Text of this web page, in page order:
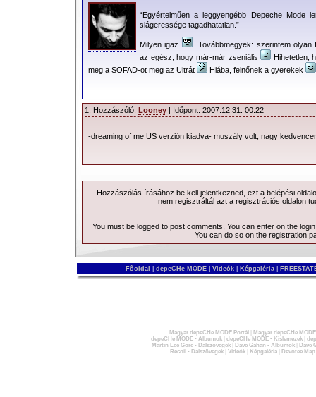
“Egyértelműen a leggyengébb Depeche Mode
slágeressége tagadhatatlan.”
Milyen igaz
Továbbmegyek: szerintem olyan
az egész, hogy már-már zseniális
Hihetetlen,
meg a SOFAD-ot meg az Ultrát
Hiába, felnőnek a gyerekek
1. Hozzászóló: Looney | Időpont: 2007.12.31. 00:22
-dreaming of me US verzión kiadva- muszály volt, nagy
Hozzászólás írásához be kell jelentkezned, ezt a belépési
nem regisztráltál azt a regisztrációs oldalon
You must be logged to post comments, You can enter on the
You can do so on the registration
Főoldal depeCHe MODE Videók Képgaléria
Magyar depeCHe MODE Portál
Magyar depeCHe
depeCHe MODE - Albumok| depeCHe MODE - Kislemezek|
Martin Lee Gore - Dalszövegek| Dave Gahan - Albumok|
Dave
Recoil - Dalszövegek| Videók| Képgaléria| Devotee Map